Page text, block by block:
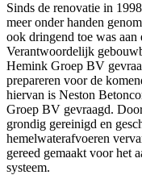
Sinds de renovatie in
meer onder handen
ook dringend toe was aan
Verantwoordelijk
Hemink Groep BV
prepareren voor de
hiervan is Neston
Groep BV gevraagd.
grondig gereinigd en
hemelwaterafvoeren
gereed gemaakt voor het
systeem.